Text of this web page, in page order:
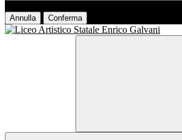
Annulla Conferma